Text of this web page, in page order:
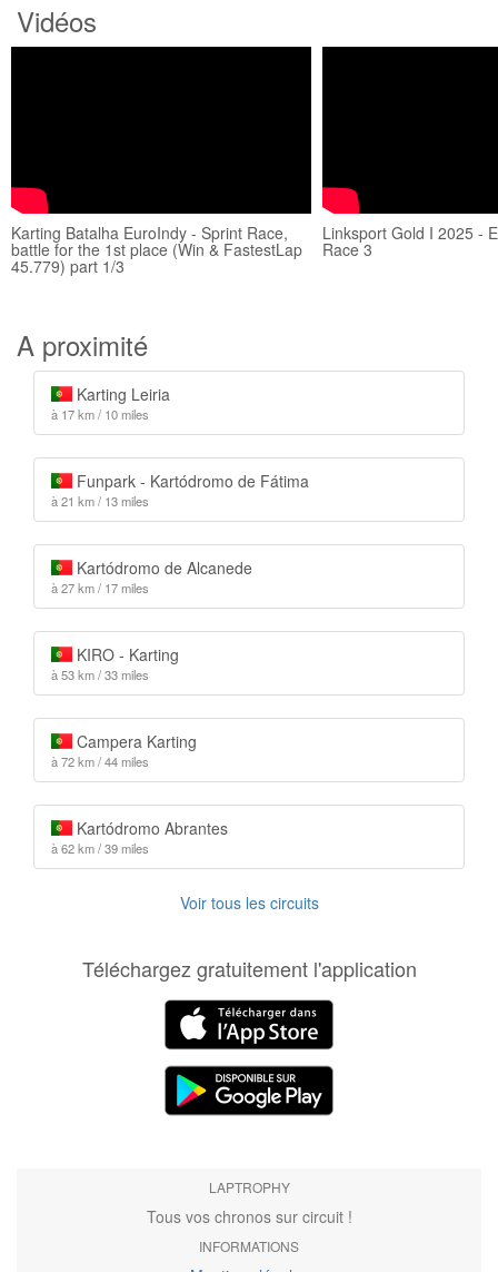
Vidéos
Karting Batalha EuroIndy - Sprint Race,
battle for the 1st place (Win & FastestLap
45.779) part 1/3
Linksport Gold I 2025 -
Race 3
A proximité
Karting Leiria
à 17 km / 10 miles
Funpark - Kartódromo de Fátima
à 21 km / 13 miles
Kartódromo de Alcanede
à 27 km / 17 miles
KIRO - Karting
à 53 km / 33 miles
Campera Karting
à 72 km / 44 miles
Kartódromo Abrantes
à 62 km / 39 miles
Voir tous les circuits
Téléchargez gratuitement l'application
LAPTROPHY
Tous vos chronos sur circuit !
INFORMATIONS